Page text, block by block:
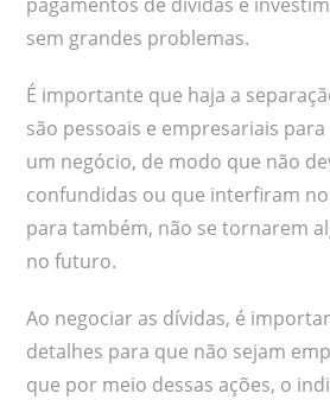
sem grandes problemas.
É importante que haja a
são pessoais e empresariais
um negócio, de modo que não
confundidas ou que interfiram
para também, não se tornarem
no futuro.
Ao negociar as dívidas, é
detalhes para que não sejam
que por meio dessas ações, o